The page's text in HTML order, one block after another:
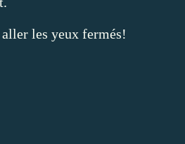
les yeux fermés!